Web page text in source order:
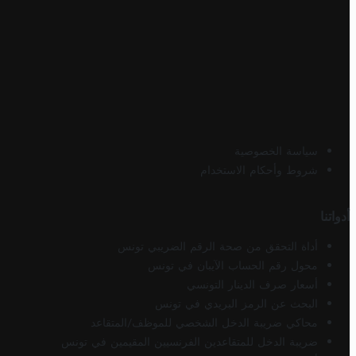
سياسة الخصوصية
شروط وأحكام الاستخدام
أدواتنا
أداة التحقق من صحة الرقم الضريبي تونس
محول رقم الحساب الآيبان في تونس
أسعار صرف الدينار التونسي
البحث عن الرمز البريدي في تونس
محاكي ضريبة الدخل الشخصي للموظف/المتقاعد
ضريبة الدخل للمتقاعدين الفرنسيين المقيمين في تونس